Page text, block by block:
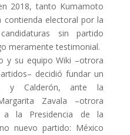
2018, tanto Kumamoto
contienda electoral por la
sin partido
meramente testimonial.
y su equipo Wiki –otrora
decidió fundar un
y Calderón, ante la
Zavala –otrora
a la Presidencia de la
nuevo partido: México